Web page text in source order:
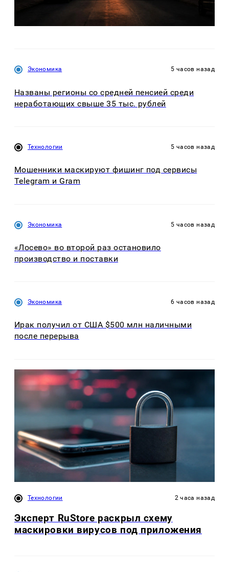
Экономика 5 часов назад
Названы регионы со средней пенсией среди
неработающих свыше 35 тыс. рублей
Технологии 5 часов назад
Мошенники маскируют фишинг под сервисы
Telegram и Gram
Экономика 5 часов назад
«Лосево» во второй раз остановило
производство и поставки
Экономика 6 часов назад
Ирак получил от США $500 млн наличными
после перерыва
Технологии 2 часа назад
Эксперт RuStore раскрыл схему
маскировки вирусов под приложения